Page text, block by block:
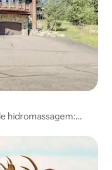
hidromassagem: